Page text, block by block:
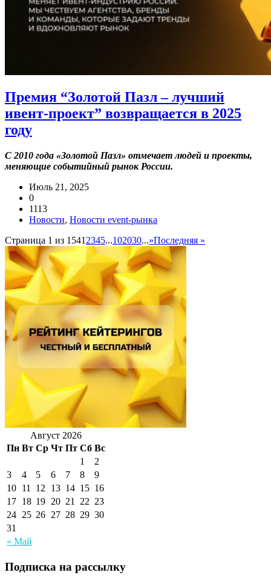
Премия “Золотой Пазл – лучший
ивент-проект” возвращается в 2025
году
С 2010 года «Золотой Пазл» отмечает людей и проекты,
меняющие событийный рынок России.
Июль 21, 2025
0
1113
Новости, Новости event-рынка
Страница 1 из 1541 2345...102030...»Последняя »
Август 2026
Пн Вт Ср Чт Пт Сб Вс
« Май
1
2
3
4 5 6 7 8
9
10 11 12 13 14 15 16
17 18 19 20 21 22 23
24 25 26 27 28 29 30
31
Подписка на рассылку